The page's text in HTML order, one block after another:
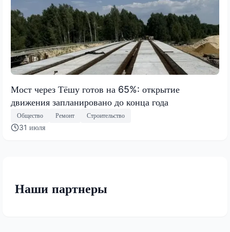
Мост через Тёшу готов на 65%: открытие
движения запланировано до конца года
Общество Ремонт Строительство
31 июля
Наши партнеры